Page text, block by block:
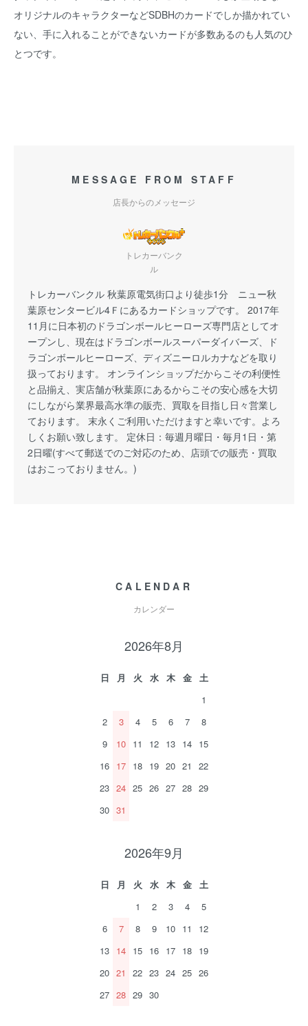
オリジナルのキャラクターなどSDBHのカードでしか描かれてい
ない、手に入れることができないカードが多数あるのも人気のひ
とつです。
MESSAGE FROM STAFF
店長からのメッセージ
トレカーバンク
ル
トレカーバンクル 秋葉原電気街口より徒歩1分 ニュー秋
葉原センタービル4Ｆにあるカードショップです。 2017年
11月に日本初のドラゴンボールヒーローズ専門店としてオ
ープンし、現在はドラゴンボールスーパーダイバーズ、ド
ラゴンボールヒーローズ、ディズニーロルカナなどを取り
扱っております。 オンラインショップだからこその利便性
と品揃え、実店舗が秋葉原にあるからこその安心感を大切
にしながら業界最高水準の販売、買取を目指し日々営業し
ております。 末永くご利用いただけますと幸いです。よろ
しくお願い致します。 定休日：毎週月曜日・毎月1日・第
2日曜(すべて郵送でのご対応のため、店頭での販売・買取
はおこっておりません。)
CALENDAR
カレンダー
2026年8月
日 月 火 水 木 金
土
1
2
3 4 5 6 7
8
9
10 11 12 13 14 15
16 17 18 19 20 21
22
23 24 25 26 27 28 29
30 31
2026年9月
日 月 火 水 木 金
土
1
2 3 4
5
6
7 8 9 10 11
12
13 14 15 16 17 18 19
20 21 22 23 24 25 26
27 28 29 30